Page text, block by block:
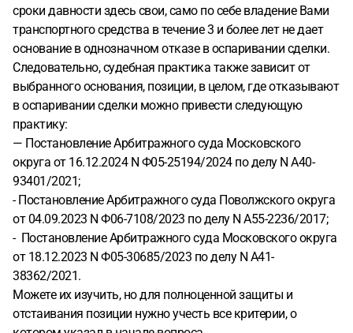
сроки давности здесь свои, само по себе владение Вами
транспортного средства в течение 3 и более лет не дает
основание в однозначном отказе в оспаривании сделки.
Следовательно, судебная практика также зависит от
выбранного основания, позиции, в целом, где отказывают
в оспаривании сделки можно привести следующую
практику:
— Постановление Арбитражного суда Московского
округа от 16.12.2024 N Ф05-25194/2024 по делу N А40-
93401/2021;
- Постановление Арбитражного суда Поволжского округа
от 04.09.2023 N Ф06-7108/2023 по делу N А55-2236/2017;
- Постановление Арбитражного суда Московского округа
от 18.12.2023 N Ф05-30685/2023 по делу N А41-
38362/2021.
Можете их изучить, но для полноценной защиты и
отстаивания позиции нужно учесть все критерии, о